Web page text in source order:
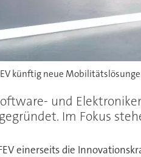
künftig neue
und
Im Fokus
einerseits die